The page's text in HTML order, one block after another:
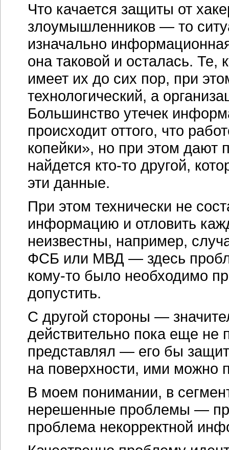
Что качается защиты от
злоумышленников — то
изначально
она таковой и осталась.
имеет их до сих пор, при
технологический, а
Большинство утечек
происходит оттого, что
копейки», но при этом дают
найдется кто-то другой,
эти данные.
При этом технически не
информацию и отловить
неизвестны, например,
ФСБ или МВД — здесь
кому-то было необходимо
допустить.
С другой стороны —
действительно пока еще не
представлял — его бы
на поверхности, ими можно
В моем понимании, в
нерешенные проблемы —
проблема некорректной